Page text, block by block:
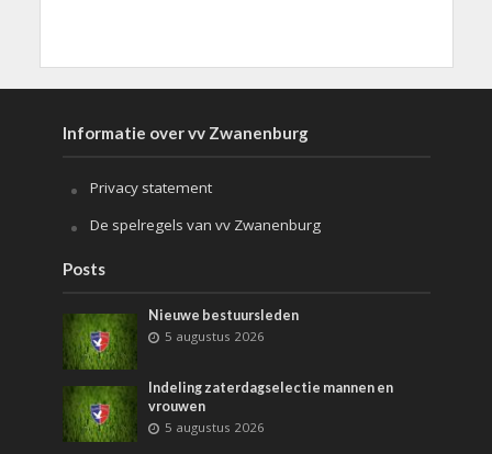
Informatie over vv Zwanenburg
Privacy statement
De spelregels van vv Zwanenburg
Posts
Nieuwe bestuursleden
5 augustus 2026
Indeling zaterdagselectie mannen en
vrouwen
5 augustus 2026